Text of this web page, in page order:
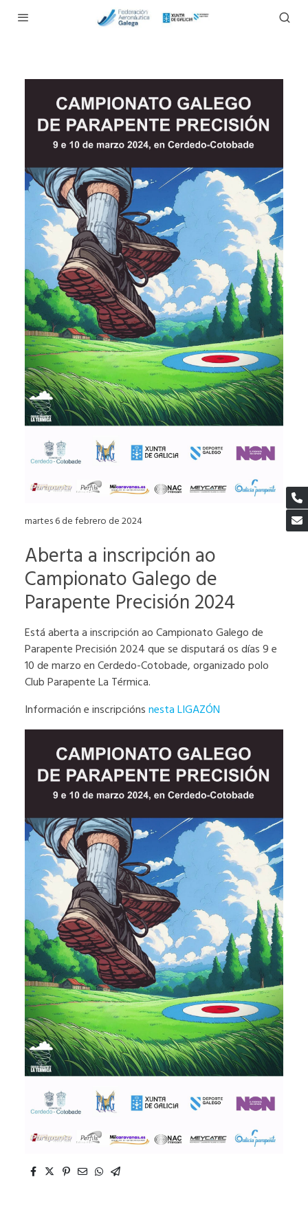
martes 6 de febrero de 2024
Aberta a inscripción ao
Campionato Galego de
Parapente Precisión 2024
Está aberta a inscripción ao Campionato Galego de
Parapente Precisión 2024 que se disputará os días 9 e
10 de marzo en Cerdedo-Cotobade, organizado polo
Club Parapente La Térmica.
Información e inscripciónsnesta LIGAZÓN